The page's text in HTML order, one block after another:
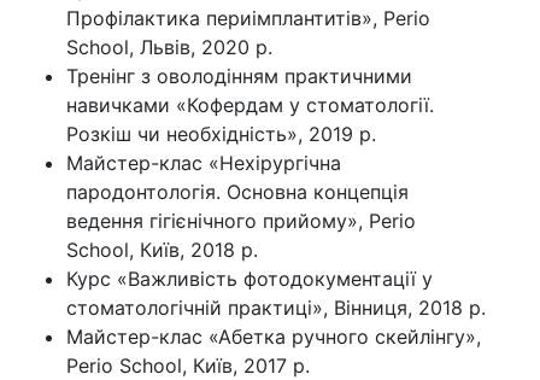
Профілактика периімплантитів», Perio
School, Львів, 2020 р.
Тренінг з оволодінням практичними
навичками «Кофердам у стоматології.
Розкіш чи необхідність», 2019 р.
Майстер-клас «Нехірургічна
пародонтологія. Основна концепція
ведення гігієнічного прийому», Perio
School, Київ, 2018 р.
Курс «Важливість фотодокументації у
стоматологічній практиці», Вінниця, 2018 р.
Майстер-клас «Абетка ручного скейлінгу»,
Perio School, Київ, 2017 р.